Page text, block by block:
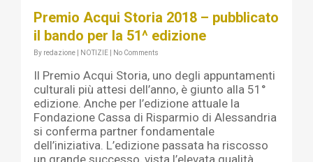
Premio Acqui Storia 2018 – pubblicato
il bando per la 51^ edizione
By redazione NOTIZIE No Comments
Il Premio Acqui Storia, uno degli appuntamenti
culturali più attesi dell’anno, è giunto alla 51°
edizione. Anche per l’edizione attuale la
Fondazione Cassa di Risparmio di Alessandria
si conferma partner fondamentale
dell’iniziativa. L’edizione passata ha riscosso
un grande successo, vista l’elevata qualità